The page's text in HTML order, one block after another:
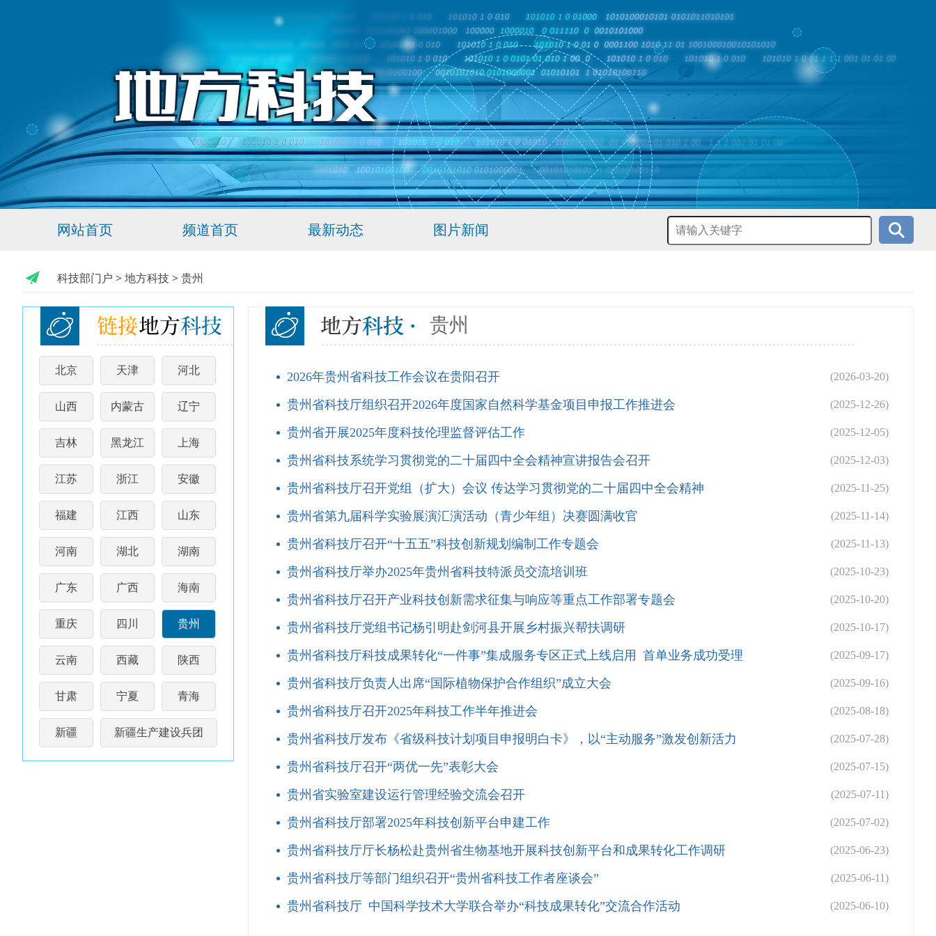
网站首页 频道首页 最新动态 图片新闻
科技部门户 > 地方科技 > 贵州
北京 天津 河北
山西 内蒙古 辽宁
吉林 黑龙江 上海
江苏 浙江 安徽
福建 江西 山东
河南 湖北 湖南
广东 广西 海南
重庆 四川 贵州
云南 西藏 陕西
甘肃 宁夏 青海
新疆 新疆生产建设兵团
贵州
(2026-03-20)
2026年贵州省科技工作会议在贵阳召开
(2025-12-26)
贵州省科技厅组织召开2026年度国家自然科学基金项目申报工作推进会
(2025-12-05)
贵州省开展2025年度科技伦理监督评估工作
(2025-12-03)
贵州省科技系统学习贯彻党的二十届四中全会精神宣讲报告会召开
(2025-11-25)
贵州省科技厅召开党组（扩大）会议 传达学习贯彻党的二十届四中全会精神
(2025-11-14)
贵州省第九届科学实验展演汇演活动（青少年组）决赛圆满收官
(2025-11-13)
贵州省科技厅召开“十五五”科技创新规划编制工作专题会
(2025-10-23)
贵州省科技厅举办2025年贵州省科技特派员交流培训班
(2025-10-20)
贵州省科技厅召开产业科技创新需求征集与响应等重点工作部署专题会
(2025-10-17)
贵州省科技厅党组书记杨引明赴剑河县开展乡村振兴帮扶调研
(2025-09-17)
贵州省科技厅科技成果转化“一件事”集成服务专区正式上线启用 首单业务成功受理
(2025-09-16)
贵州省科技厅负责人出席“国际植物保护合作组织”成立大会
(2025-08-18)
贵州省科技厅召开2025年科技工作半年推进会
(2025-07-28)
贵州省科技厅发布《省级科技计划项目申报明白卡》，以“主动服务”激发创新活力
(2025-07-15)
贵州省科技厅召开“两优一先”表彰大会
(2025-07-11)
贵州省实验室建设运行管理经验交流会召开
(2025-07-02)
贵州省科技厅部署2025年科技创新平台申建工作
(2025-06-23)
贵州省科技厅厅长杨松赴贵州省生物基地开展科技创新平台和成果转化工作调研
(2025-06-11)
贵州省科技厅等部门组织召开“贵州省科技工作者座谈会”
(2025-06-10)
贵州省科技厅 中国科学技术大学联合举办“科技成果转化”交流合作活动